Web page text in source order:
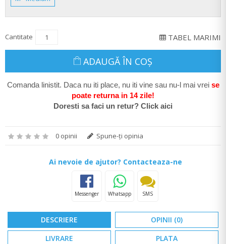
Cantitate TABEL MARIMI
ADAUGĂ ÎN COŞ
Comanda linistit. Daca nu iti place, nu iti vine sau nu-l mai vrei se
poate returna in 14 zile!
Doresti sa faci un retur? Click aici
0 opinii Spune-ţi opinia
Ai nevoie de ajutor? Contacteaza-ne
Messenger Whatsapp SMS
DESCRIERE
OPINII (0)
LIVRARE
PLATA